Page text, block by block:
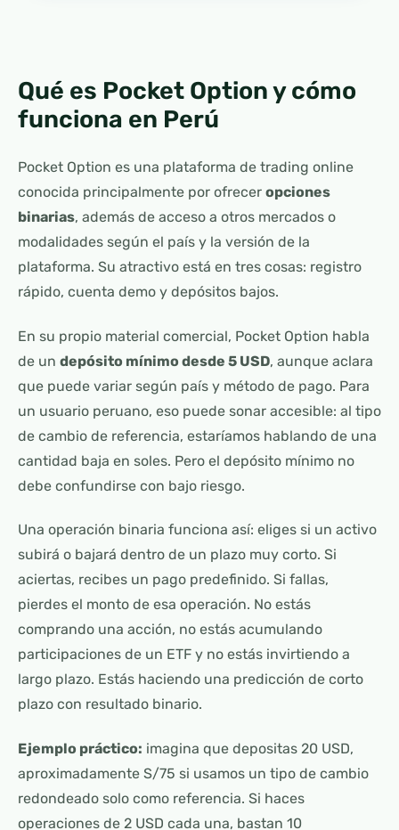
Qué es Pocket Option y cómo
funciona en Perú
Pocket Option es una plataforma de trading online
conocida principalmente por ofrecer opciones
binarias, además de acceso a otros mercados o
modalidades según el país y la versión de la
plataforma. Su atractivo está en tres cosas: registro
rápido, cuenta demo y depósitos bajos.
En su propio material comercial, Pocket Option habla
de un depósito mínimo desde 5 USD, aunque aclara
que puede variar según país y método de pago. Para
un usuario peruano, eso puede sonar accesible: al tipo
de cambio de referencia, estaríamos hablando de una
cantidad baja en soles. Pero el depósito mínimo no
debe confundirse con bajo riesgo.
Una operación binaria funciona así: eliges si un activo
subirá o bajará dentro de un plazo muy corto. Si
aciertas, recibes un pago predefinido. Si fallas,
pierdes el monto de esa operación. No estás
comprando una acción, no estás acumulando
participaciones de un ETF y no estás invirtiendo a
largo plazo. Estás haciendo una predicción de corto
plazo con resultado binario.
Ejemplo práctico: imagina que depositas 20 USD,
aproximadamente S/75 si usamos un tipo de cambio
redondeado solo como referencia. Si haces
operaciones de 2 USD cada una, bastan 10